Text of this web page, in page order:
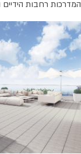
המדרכות רחבות